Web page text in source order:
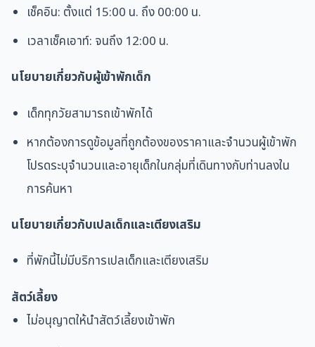
เช็คอิน: ตั้งแต่ 15:00 น. ถึง 00:00 น.
เวลาเช็คเอาท์: จนถึง 12:00 น.
นโยบายเกี่ยวกับผู้เข้าพักเด็ก
เด็กทุกวัยสามารถเข้าพักได้
หากต้องการดูข้อมูลที่ถูกต้องของราคาและจำนวนผู้เข้าพัก
โปรดระบุจำนวนและอายุเด็กในกลุ่มที่เดินทางกับท่านลงใน
การค้นหา
นโยบายเกี่ยวกับเปลเด็กและเตียงเสริม
ที่พักนี้ไม่มีบริการเปลเด็กและเตียงเสริม
สัตว์เลี้ยง
ไม่อนุญาตให้นำสัตว์เลี้ยงเข้าพัก